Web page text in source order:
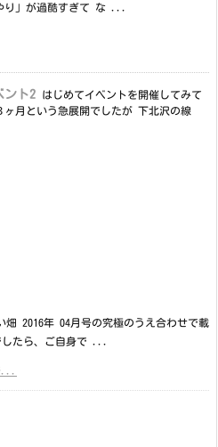
り」が過酷すぎて な ...
ント2
はじめてイベントを開催してみて
ヶ月という急展開でしたが 下北沢の線
畑 2016年 04月号の究極のうえ合わせで載
したら、ご自身で ...
...